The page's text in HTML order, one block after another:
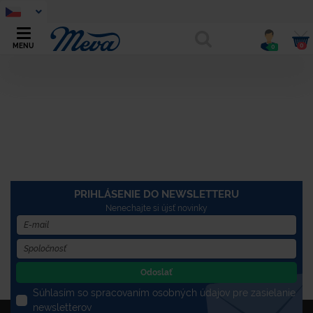
MENU 0 0
PRIHLÁSENIE DO NEWSLETTERU
Nenechajte si újsť novinky
Odoslať
Súhlasím so spracovaním osobných údajov pre zasielanie
newsletterov